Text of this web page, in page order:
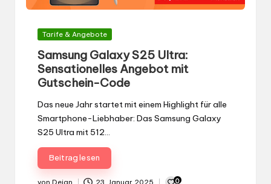
Gepostet
Tarife & Angebote
Samsung Galaxy S25 Ultra:
Sensationelles Angebot mit
Gutschein-Code
Das neue Jahr startet mit einem Highlight für alle
Smartphone-Liebhaber: Das Samsung Galaxy
S25 Ultra mit 512…
Beitrag lesen
0